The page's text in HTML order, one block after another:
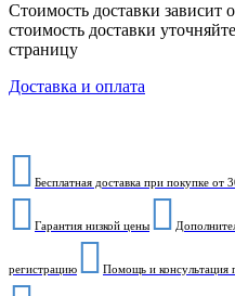
Стоимость доставки зависит
стоимость доставки
страницу
Доставка и оплата
Бесплатная доставка при покупке от
Гарантия низкой цены
регистрацию Помощь и консультация